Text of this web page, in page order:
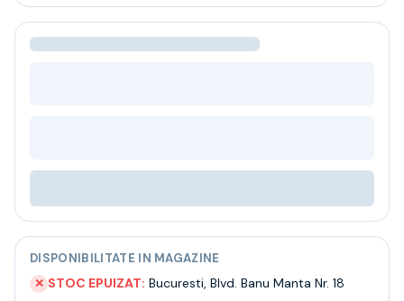
Ceai
Bacanie
Despre noi
Livrare
Termeni si conditii
Politica de confidentialitate
Intrebari frecvente
DISPONIBILITATE IN MAGAZINE
✕ STOC EPUIZAT: Bucuresti, Blvd. Banu Manta Nr. 18